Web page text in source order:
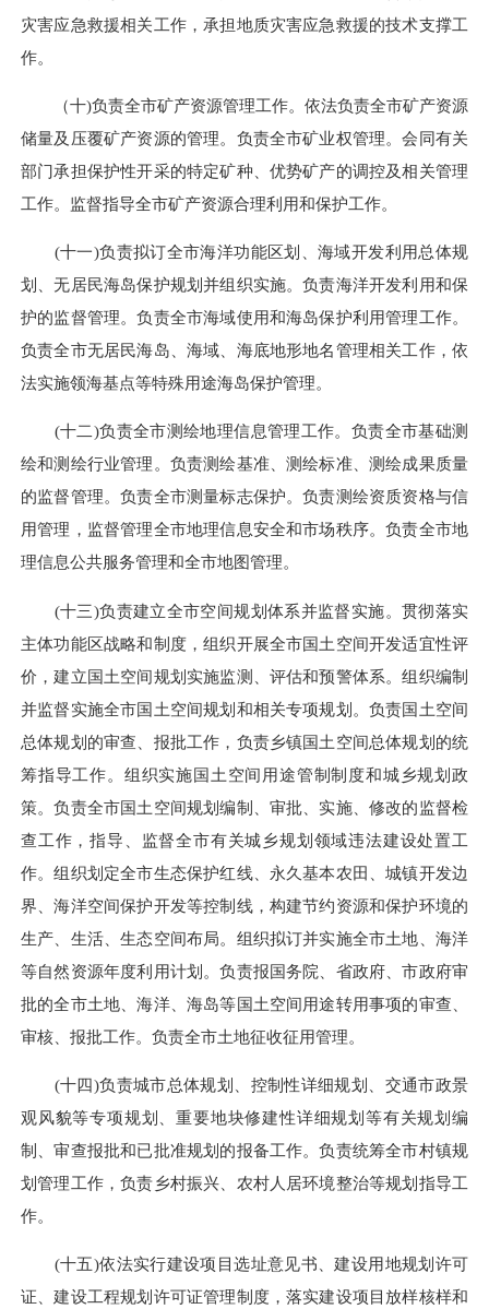
灾害应急救援相关工作，承担地质灾害应急救援的技术支撑工
作。
（十)负责全市矿产资源管理工作。依法负责全市矿产资源
储量及压覆矿产资源的管理。负责全市矿业权管理。会同有关
部门承担保护性开采的特定矿种、优势矿产的调控及相关管理
工作。监督指导全市矿产资源合理利用和保护工作。
(十一)负责拟订全市海洋功能区划、海域开发利用总体规
划、无居民海岛保护规划并组织实施。负责海洋开发利用和保
护的监督管理。负责全市海域使用和海岛保护利用管理工作。
负责全市无居民海岛、海域、海底地形地名管理相关工作，依
法实施领海基点等特殊用途海岛保护管理。
(十二)负责全市测绘地理信息管理工作。负责全市基础测
绘和测绘行业管理。负责测绘基准、测绘标准、测绘成果质量
的监督管理。负责全市测量标志保护。负责测绘资质资格与信
用管理，监督管理全市地理信息安全和市场秩序。负责全市地
理信息公共服务管理和全市地图管理。
(十三)负责建立全市空间规划体系并监督实施。贯彻落实
主体功能区战略和制度，组织开展全市国土空间开发适宜性评
价，建立国土空间规划实施监测、评估和预警体系。组织编制
并监督实施全市国土空间规划和相关专项规划。负责国土空间
总体规划的审查、报批工作，负责乡镇国土空间总体规划的统
筹指导工作。组织实施国土空间用途管制制度和城乡规划政
策。负责全市国土空间规划编制、审批、实施、修改的监督检
查工作，指导、监督全市有关城乡规划领域违法建设处置工
作。组织划定全市生态保护红线、永久基本农田、城镇开发边
界、海洋空间保护开发等控制线，构建节约资源和保护环境的
生产、生活、生态空间布局。组织拟订并实施全市土地、海洋
等自然资源年度利用计划。负责报国务院、省政府、市政府审
批的全市土地、海洋、海岛等国土空间用途转用事项的审查、
审核、报批工作。负责全市土地征收征用管理。
(十四)负责城市总体规划、控制性详细规划、交通市政景
观风貌等专项规划、重要地块修建性详细规划等有关规划编
制、审查报批和已批准规划的报备工作。负责统筹全市村镇规
划管理工作，负责乡村振兴、农村人居环境整治等规划指导工
作。
(十五)依法实行建设项目选址意见书、建设用地规划许可
证、建设工程规划许可证管理制度，落实建设项目放样核样和